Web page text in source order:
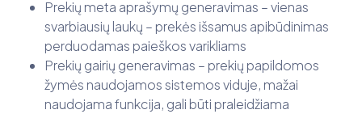
Prekių meta aprašymų generavimas – vienas
svarbiausių laukų – prekės išsamus apibūdinimas
perduodamas paieškos varikliams
Prekių gairių generavimas – prekių papildomos
žymės naudojamos sistemos viduje, mažai
naudojama funkcija, gali būti praleidžiama